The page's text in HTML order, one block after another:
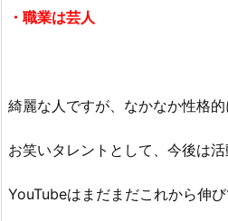
・職業は芸人
綺麗な人ですが、なかなか性格的
お笑いタレントとして、今後は活
YouTubeはまだまだこれから伸